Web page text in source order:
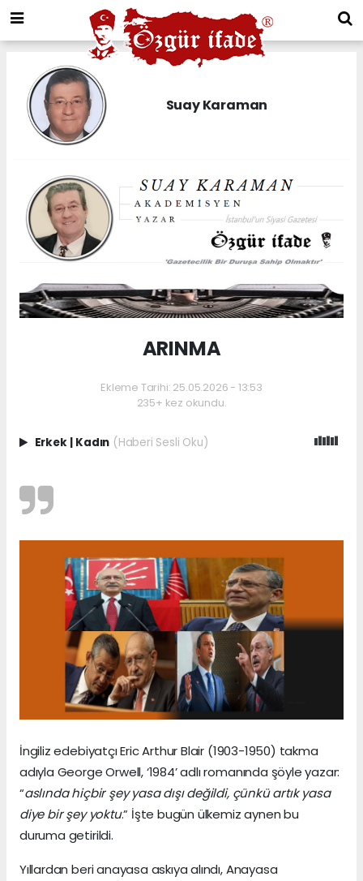
Suay Karaman
ARINMA
Ekleme Tarihi: 25.05.2026 - 13:53
235+ kez okundu.
Erkek Kadın (Haberi Sesli Oku)
İngiliz edebiyatçı Eric Arthur Blair (1903-1950) takma
adıyla George Orwell, ‘1984’ adlı romanında şöyle yazar:
“aslında hiçbir şey yasa dışı değildi, çünkü artık yasa
diye bir şey yoktu.” İşte bugün ülkemiz aynen bu
duruma getirildi.
Yıllardan beri anayasa askıya alındı, Anayasa